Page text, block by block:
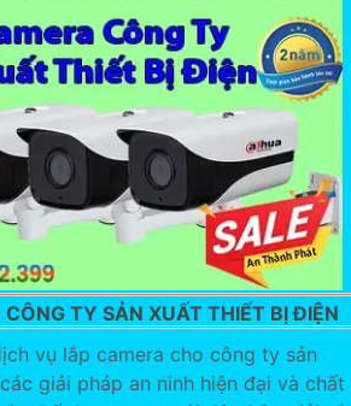
TY SẢN XUẤT THIẾT BỊ ĐIỆN
vụ lắp camera cho công ty sản
giải pháp an ninh hiện đại và chất